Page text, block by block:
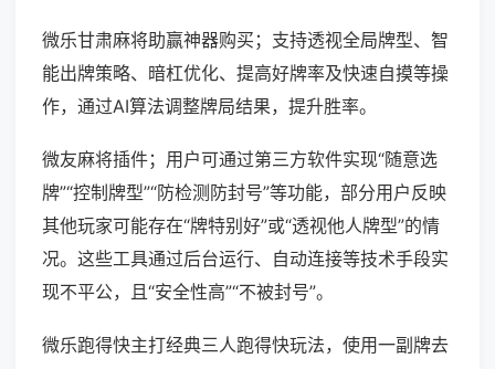
微乐甘肃麻将助赢神器购买；支持透视全局牌型、智
能出牌策略、暗杠优化、提高好牌率及快速自摸等操
作，通过AI算法调整牌局结果，提升胜率。
微友麻将插件；用户可通过第三方软件实现“随意选
牌”“控制牌型”“防检测防封号”等功能，部分用户反映
其他玩家可能存在“牌特别好”或“透视他人牌型”的情
况。这些工具通过后台运行、自动连接等技术手段实
现不平公，且“安全性高”“不被封号”。
微乐跑得快主打经典三人跑得快玩法，使用一副牌去